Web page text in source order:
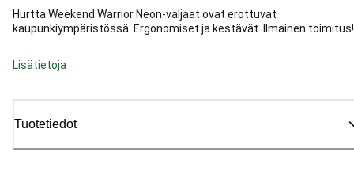
Hurtta Weekend Warrior Neon-valjaat ovat erottuvat
kaupunkiympäristössä. Ergonomiset ja kestävät. Ilmainen toimitus!
Lisätietoja
Tuotetiedot